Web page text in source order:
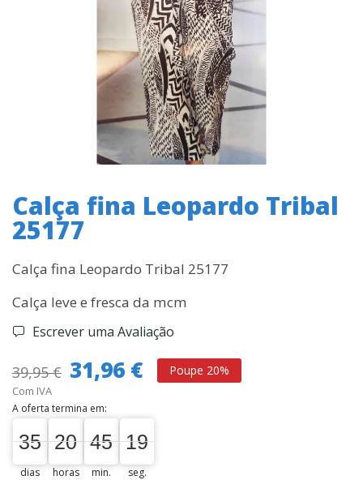
Calça fina Leopardo Tribal
25177
Calça fina Leopardo Tribal 25177
Calça leve e fresca da mcm
Escrever uma Avaliação
39,95 € 31,96 € Poupe 20%
Com IVA
A oferta termina em:
35
35
00
dias
20
20
00
horas
45
45
00
min.
18
19
seg.